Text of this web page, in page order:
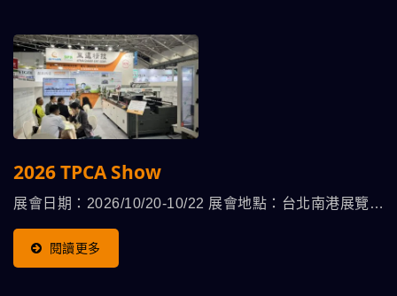
2026 TPCA Show
展會日期：2026/10/20-10/22 展會地點：台北南港展覽館
攤位號碼：待公佈
閱讀更多